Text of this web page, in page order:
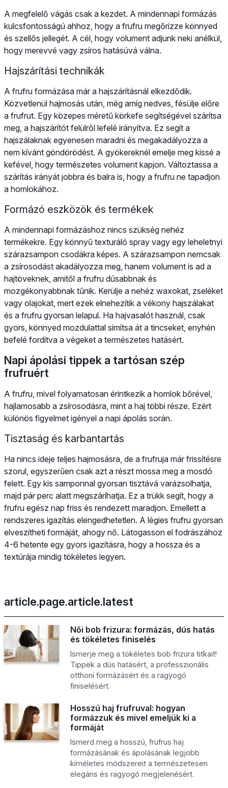
A megfelelő vágás csak a kezdet. A mindennapi formázás
kulcsfontosságú ahhoz, hogy a frufru megőrizze könnyed
és szellős jellegét. A cél, hogy volument adjunk neki anélkül,
hogy merevvé vagy zsíros hatásúvá válna.
Hajszárítási technikák
A frufru formázása már a hajszárításnál elkezdődik.
Közvetlenül hajmosás után, még amíg nedves, fésülje előre
a frufrut. Egy közepes méretű körkefe segítségével szárítsa
meg, a hajszárítót felülről lefelé irányítva. Ez segít a
hajszálaknak egyenesen maradni és megakadályozza a
nem kívánt göndörödést. A gyökereknél emelje meg kissé a
kefével, hogy természetes volument kapjon. Változtassa a
szárítás irányát jobbra és balra is, hogy a frufru ne tapadjon
a homlokához.
Formázó eszközök és termékek
A mindennapi formázáshoz nincs szükség nehéz
termékekre. Egy könnyű texturáló spray vagy egy leheletnyi
szárazsampon csodákra képes. A szárazsampon nemcsak
a zsírosodást akadályozza meg, hanem volument is ad a
hajtöveknek, amitől a frufru dúsabbnak és
mozgékonyabbnak tűnik. Kerülje a nehéz waxokat, zseléket
vagy olajokat, mert ezek elnehezítik a vékony hajszálakat
és a frufru gyorsan lelapul. Ha hajvasalót használ, csak
gyors, könnyed mozdulattal simítsa át a tincseket, enyhén
befelé fordítva a végeket a természetes hatásért.
Napi ápolási tippek a tartósan szép
frufruért
A frufru, mivel folyamatosan érintkezik a homlok bőrével,
hajlamosabb a zsírosodásra, mint a haj többi része. Ezért
különös figyelmet igényel a napi ápolás során.
Tisztaság és karbantartás
Ha nincs ideje teljes hajmosásra, de a frufruja már frissítésre
szorul, egyszerűen csak azt a részt mossa meg a mosdó
felett. Egy kis samponnal gyorsan tisztává varázsolhatja,
majd pár perc alatt megszáríhatja. Ez a trükk segít, hogy a
frufru egész nap friss és rendezett maradjon. Emellett a
rendszeres igazítás elengedhetetlen. A légies frufru gyorsan
elveszítheti formáját, ahogy nő. Látogasson el fodrászához
4-6 hetente egy gyors igazításra, hogy a hossza és a
textúrája mindig tökéletes legyen.
article.page.article.latest
Női bob frizura: formázás, dús hatás
és tökéletes finiselés
Ismerje meg a tökéletes bob frizura titkait!
Tippek a dús hatásért, a professzionális
otthoni formázásért és a ragyogó
finiselésért.
Hosszú haj frufruval: hogyan
formázzuk és mivel emeljük ki a
formáját
Ismerd meg a hosszú, frufrus haj
formázásának és ápolásának legjobb
kíméletes módszereit a természetesen
elegáns és ragyogó megjelenésért.